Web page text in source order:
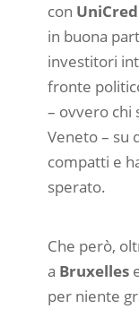
con
in buona
investitori
fronte
– ovvero chi
Veneto – su
compatti e
sperato.
Che però,
a Bruxelles
per niente